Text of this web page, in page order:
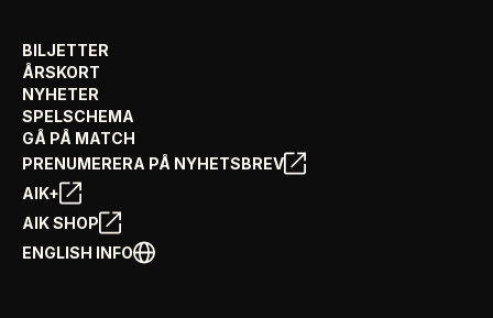
BILJETTER
ÅRSKORT
NYHETER
SPELSCHEMA
GÅ PÅ MATCH
PRENUMERERA PÅ NYHETSBREV
AIK+
AIK SHOP
ENGLISH INFO